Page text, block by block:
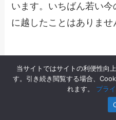
います。いちばん若い
に越したことはありませ
転職活動をするだ
当サイトではサイトの利便性向
す。引き続き閲覧する場合、
れます。 プラ